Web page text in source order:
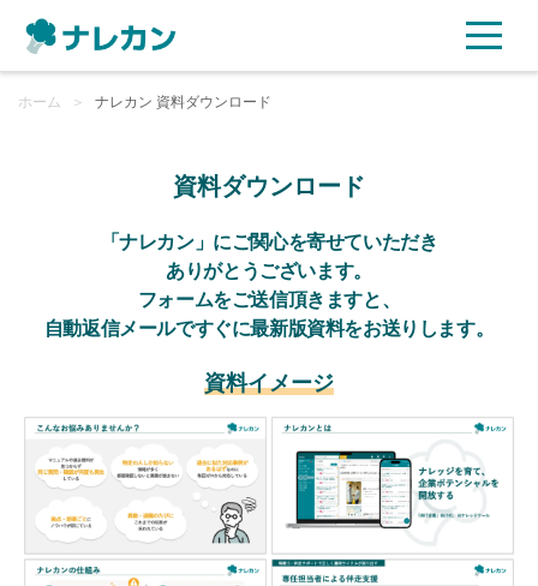
ご利用プラン
ご利用企業様の声
セキュリティ
よくある質問
資料ダウンロード
無料トライアル
ホーム ＞ ナレカン 資料ダウンロード
資料ダウンロード
「ナレカン」にご関心を寄せていただき
ありがとうございます。
フォームをご送信頂きますと、
自動返信メールですぐに最新版資料をお送りします。
資料イメージ